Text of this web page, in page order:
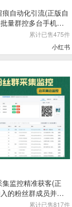
自动化引流(正版自
量群控多台手机进
化截留操作累计已售475件
小红书
监控精准获客(正
的粉丝群成员并实
累计已售817件